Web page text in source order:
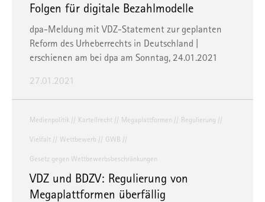
Folgen für digitale Bezahlmodelle
dpa-Meldung mit VDZ-Statement zur geplanten
Reform des Urheberrechts in Deutschland |
erschienen am bei dpa am Sonntag, 24.01.2021
27.01.2021
Medienpolitik Kartellrecht Megaplattformen Regulierung
Vielfalt Wettbewerb GWB
Gesetz gegen Wettbewerbsbeschränkungen
VDZ und BDZV: Regulierung von
Megaplattformen überfällig